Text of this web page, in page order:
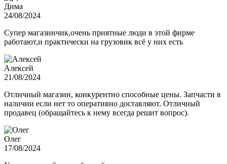
Дима
24/08/2024
Супер магазинчик,очень приятные люди в этой фирме
работают,и практически на грузовик всё у них есть
Алексей
21/08/2024
Отличный магазин, конкурентно способные цены. Запчасти в
наличии если нет то оперативно доставляют. Отличный
продавец (обращайтесь к нему всегда решит вопрос).
Олег
17/08/2024